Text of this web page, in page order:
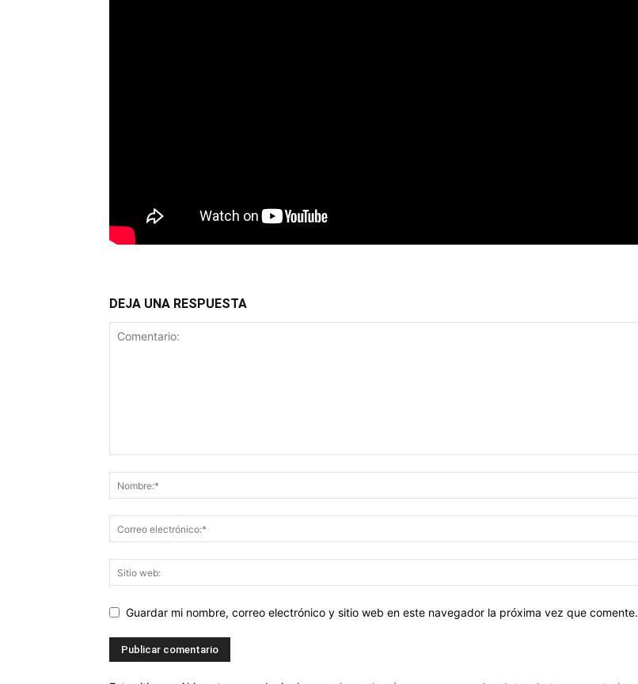
DEJA UNA RESPUESTA
Guardar mi nombre, correo electrónico y sitio web en este navegador la próxima vez que comente.